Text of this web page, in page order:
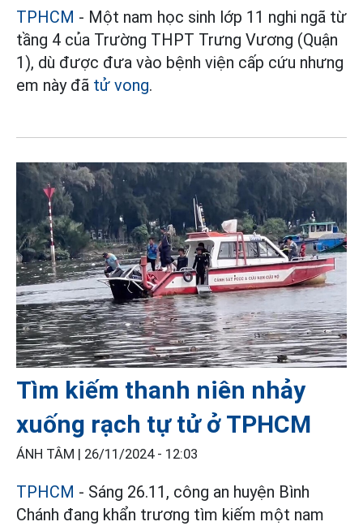
TPHCM - Một nam học sinh lớp 11 nghi ngã từ
tầng 4 của Trường THPT Trưng Vương (Quận
1), dù được đưa vào bệnh viện cấp cứu nhưng
em này đã tử vong.
Tìm kiếm thanh niên nhảy
xuống rạch tự tử ở TPHCM
ÁNH TÂM | 26/11/2024 - 12:03
TPHCM - Sáng 26.11, công an huyện Bình
Chánh đang khẩn trương tìm kiếm một nam